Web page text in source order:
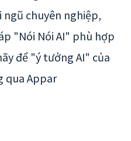
chuyên nghiệp,
"Nói Nói AI" phù hợp
để "ý tưởng AI" của
qua Appar